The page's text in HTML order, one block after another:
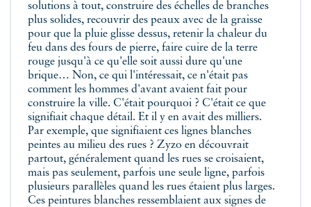
solutions à tout, construire des échelles de branches
plus solides, recouvrir des peaux avec de la graisse
pour que la pluie glisse dessus, retenir la chaleur du
feu dans des fours de pierre, faire cuire de la terre
rouge jusqu'à ce qu'elle soit aussi dure qu'une
brique… Non, ce qui l'intéressait, ce n'était pas
comment les hommes d'avant avaient fait pour
construire la ville. C'était pourquoi ? C'était ce que
signifiait chaque détail. Et il y en avait des milliers.
Par exemple, que signifiaient ces lignes blanches
peintes au milieu des rues ? Zyzo en découvrait
partout, généralement quand les rues se croisaient,
mais pas seulement, parfois une seule ligne, parfois
plusieurs parallèles quand les rues étaient plus larges.
Ces peintures blanches ressemblaient aux signes de